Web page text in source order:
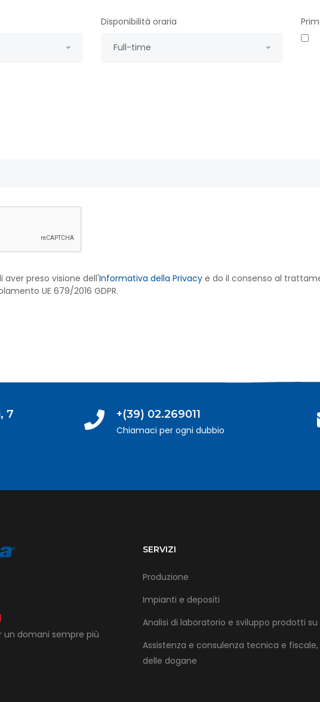
Disponibilità oraria
Full-time
aver preso visione dell'Informativa della Privacye do il consenso al
UE 679/2016 GDPR.
7 +(39) 02.269011
Chiamaci per ogni dubbio
un domani sempre più
SERVIZI
Produzione
Impianti e depositi
Analisi di laboratorio e sviluppo prodotti
Assistenza e consulenza tecnica e
delle dogane